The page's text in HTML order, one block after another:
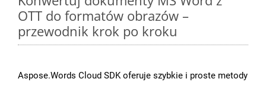
OTT do formatów obrazów –
przewodnik krok po kroku
Aspose.Words Cloud SDK oferuje szybkie i proste metody